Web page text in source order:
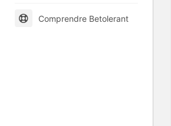
Comprendre Betolerant